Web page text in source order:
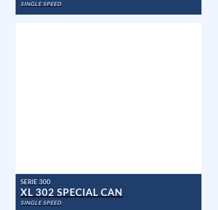
SINGLE SPEED
SERIE 300
XL 302 SPECIAL CAN
SINGLE SPEED